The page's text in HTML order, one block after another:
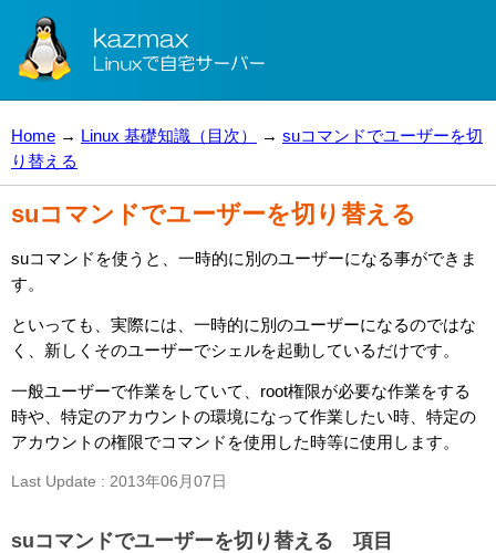
Home → Linux 基礎知識（目次） → suコマンドでユーザーを切
り替える
suコマンドでユーザーを切り替える
suコマンドを使うと、一時的に別のユーザーになる事ができま
す。
といっても、実際には、一時的に別のユーザーになるのではな
く、新しくそのユーザーでシェルを起動しているだけです。
一般ユーザーで作業をしていて、root権限が必要な作業をする
時や、特定のアカウントの環境になって作業したい時、特定の
アカウントの権限でコマンドを使用した時等に使用します。
Last Update : 2013年06月07日
suコマンドでユーザーを切り替える 項目